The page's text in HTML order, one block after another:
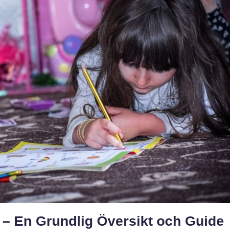
En Grundlig Översikt och Guide